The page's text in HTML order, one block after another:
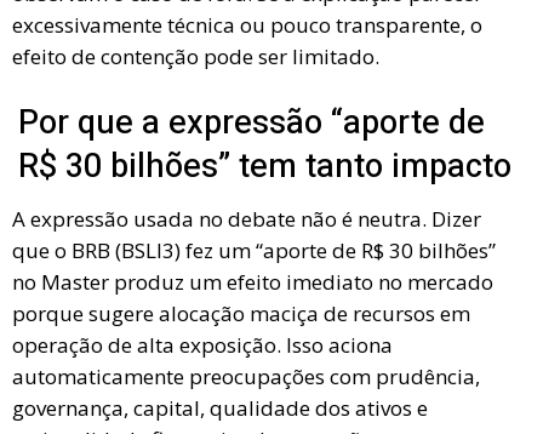
excessivamente técnica ou pouco transparente, o
efeito de contenção pode ser limitado.
Por que a expressão “aporte de
R$ 30 bilhões” tem tanto impacto
A expressão usada no debate não é neutra. Dizer
que o BRB (BSLI3) fez um “aporte de R$ 30 bilhões”
no Master produz um efeito imediato no mercado
porque sugere alocação maciça de recursos em
operação de alta exposição. Isso aciona
automaticamente preocupações com prudência,
governança, capital, qualidade dos ativos e